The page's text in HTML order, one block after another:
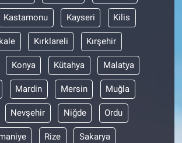
Kastamonu Kayseri Kilis
Kırklareli Kırşehir
Konya Kütahya Malatya
Mardin Mersin Muğla
Nevşehir Niğde Ordu
Rize Sakarya